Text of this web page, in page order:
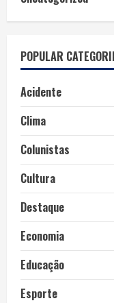
POPULAR
Acidente
Clima
Colunistas
Cultura
Destaque
Economia
Educação
Esporte